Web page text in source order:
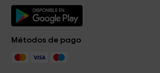
Métodos de pago